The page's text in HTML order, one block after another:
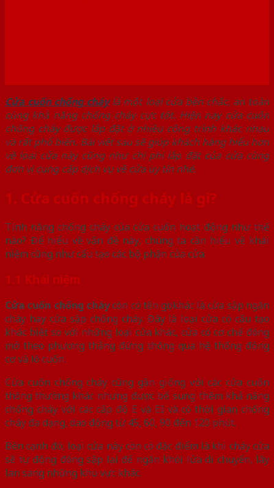
Cửa cuốn chống cháylà một loại cửa bền chắc, an toàn
cùng khả năng chống cháy cực tốt. Hiện nay cửa cuốn
chống cháy được lắp đặt ở nhiều công trình khác nhau
và rất phổ biến. Bài viết sau sẽ giúp khách hàng hiểu hơn
về loại cửa này cũng như chi phí lắp đặt của cửa cùng
đơn vị cung cấp dịch vụ về cửa uy tín nhé.
1. Cửa cuốn chống cháy là gì?
Tính năng chống cháy của cửa cuốn hoạt động như thế
nào? Để hiểu về vấn đề này, chúng ta cần hiểu về khái
niệm cũng như cấu tạo các bộ phận của cửa.
1.1 Khái niệm
Cửa cuốn chống cháycòn có tên gọi khác là cửa sập ngăn
cháy hay cửa sập chống cháy. Đây là loại cửa có cấu tạo
khác biệt so với những loại cửa khác, cửa có cơ chế đóng
mở theo phương thẳng đứng thông qua hệ thống động
cơ và lô cuốn.
Cửa cuốn chống cháy cũng gần giống với các cửa cuốn
thông thường khác nhưng được bổ sung thêm khả năng
chống cháy với các cấp độ E và EI và có thời gian chống
cháy đa dạng, dao động từ 45, 60, 90 đến 120 phút.
Bên cạnh đó, loại cửa này còn có đặc điểm là khi cháy cửa
sẽ tự động đóng sập lại để ngăn khói lửa di chuyển, lây
lan sang những khu vực khác.